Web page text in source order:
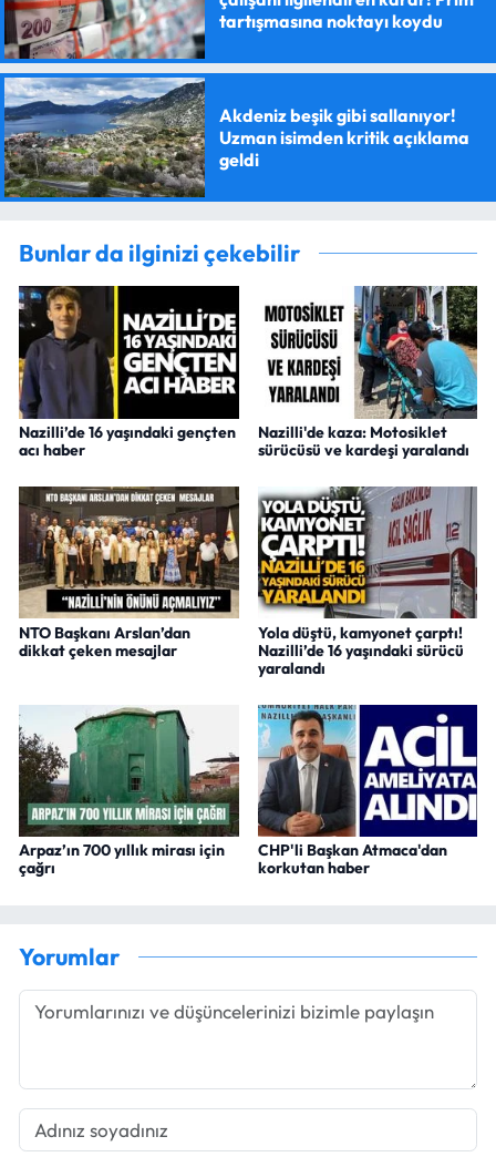
tartışmasına noktayı koydu
Akdeniz beşik gibi sallanıyor!
Uzman isimden kritik açıklama
geldi
Bunlar da ilginizi çekebilir
Nazilli’de 16 yaşındaki gençten
acı haber
Nazilli'de kaza: Motosiklet
sürücüsü ve kardeşi yaralandı
NTO Başkanı Arslan’dan
dikkat çeken mesajlar
Yola düştü, kamyonet çarptı!
Nazilli’de 16 yaşındaki sürücü
yaralandı
Arpaz’ın 700 yıllık mirası için
çağrı
CHP'li Başkan Atmaca'dan
korkutan haber
Yorumlar